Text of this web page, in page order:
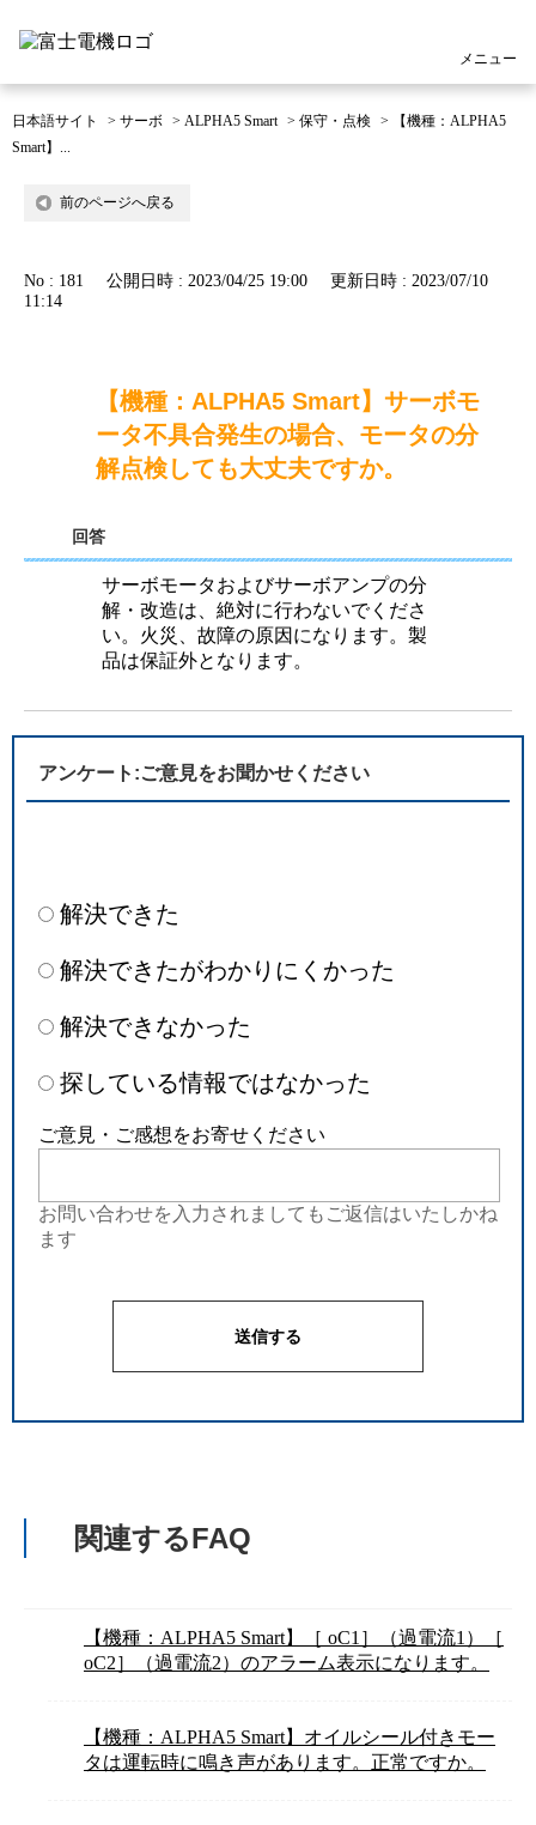
メニュー
日本語サイト > サーボ > ALPHA5 Smart > 保守・点検 >
【機種：ALPHA5
Smart】...
前のページへ戻る
No : 181 公開日時 : 2023/04/25 19:00
更新日時 : 2023/07/10
11:14
【機種：ALPHA5 Smart】サーボモ
ータ不具合発生の場合、モータの分
解点検しても大丈夫ですか。
回答
サーボモータおよびサーボアンプの分
解・改造は、絶対に行わないでくださ
い。火災、故障の原因になります。製
品は保証外となります。
アンケート:ご意見をお聞かせください
解決できた
解決できたがわかりにくかった
解決できなかった
探している情報ではなかった
ご意見・ご感想をお寄せください
お問い合わせを入力されましてもご返信はいたしかね
ます
関連するFAQ
【機種：ALPHA5 Smart】［ oC1］（過電流1）［
oC2］（過電流2）のアラーム表示になります。
【機種：ALPHA5 Smart】オイルシール付きモー
タは運転時に鳴き声があります。正常ですか。